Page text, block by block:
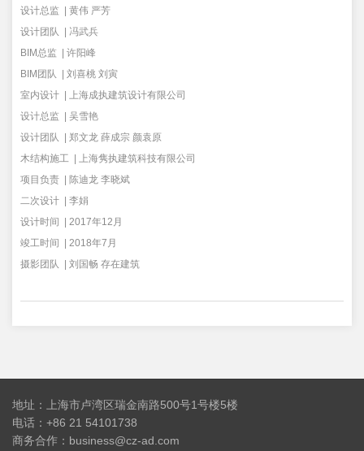
设计总监 | 黄伟 严芳
设计团队 | 冯武兵
BIM总监
许阳峰
BIM团队 | 刘喜桃 刘寅
室内设计 | 上海成执建筑设计有限公司
设计总监 | 吴雪艳
设计团队 | 郑文龙 薛成宗 颜袁原
木结构施工 | 上海隽执建筑科技有限公司
项目负责 | 陈迪龙 李晓斌
二次设计 | 李娟
设计时间 | 2017年12月
竣工时间 | 2018年7月
摄影团队 | 刘国畅 存在建筑
地址：上海市卢湾区瑞金南路500号1号楼5楼
电话：+86 21 54101738
商务合作：business@cz-ad.com